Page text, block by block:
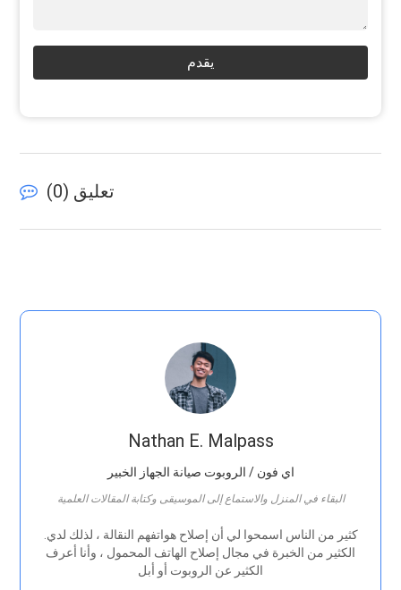
يقدم
تعليق ( 0
)
Nathan E. Malpass
اي فون / الروبوت صيانة الجهاز الخبير
البقاء في المنزل والاستماع إلى الموسيقى وكتابة المقالات العلمية
الكثير من الخبرة في مجال إصلاح الهاتف المحمول ، وأنا أعرف
الكثير عن الروبوت أو أبل